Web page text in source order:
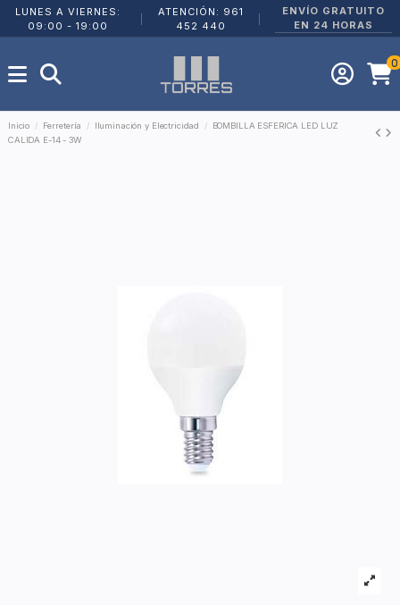
LUNES A VIERNES:
09:00 - 19:00
ATENCIÓN: 961
452 440
ENVÍO GRATUITO
EN 24 HORAS
0
Inicio Ferretería Iluminación y Electricidad
BOMBILLA ESFERICA LED LUZ
CALIDA E-14 - 3W